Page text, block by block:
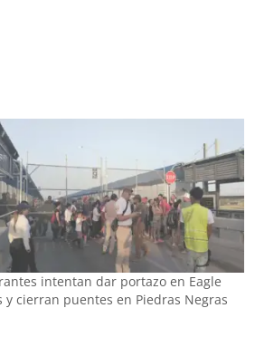
intentan dar portazo en Eagle
y cierran puentes en Piedras Negras